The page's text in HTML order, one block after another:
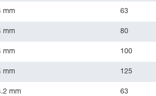
mm 63
mm 80
mm 100
mm 125
mm 63